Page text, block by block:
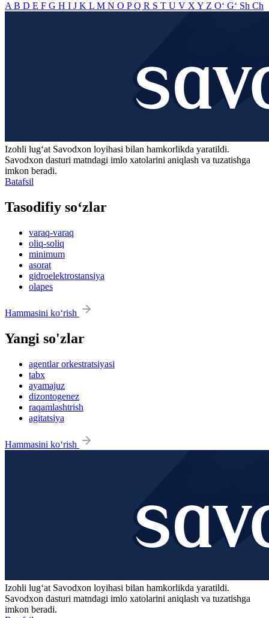
A B D E F G H I J K L M N O PQ R S T U V X Y Z O‘ G‘ Sh Ch
Izohli lugʻat Savodxon loyihasi bilan hamkorlikda yaratildi.
Savodxon dasturi matndagi imlo xatolarini aniqlash va tuzatishga
imkon beradi.
Batafsil
Tasodifiy so‘zlar
varaq-varaq
oliq-soliq
minimum
asorat
gidroelektrostansiya
olapes
Hammasini ko‘rish
Yangi so'zlar
agentlar orkestratsiyasi
tabx
ayamajuz
dizontogenez
raqamlashtrish
agitatsiya
Hammasini ko‘rish
Izohli lugʻat Savodxon loyihasi bilan hamkorlikda yaratildi.
Savodxon dasturi matndagi imlo xatolarini aniqlash va tuzatishga
imkon beradi.